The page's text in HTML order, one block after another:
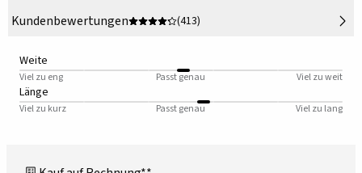
Kundenbewertungen
(413)
Weite
Viel zu eng Passt genau Viel zu weit
Länge
Viel zu kurz Passt genau Viel zu lang